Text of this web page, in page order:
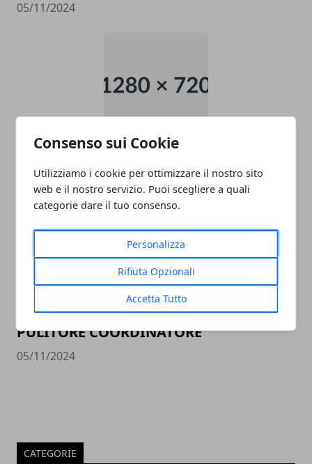
Consenso sui Cookie
Utilizziamo i cookie per ottimizzare il nostro sito
web e il nostro servizio. Puoi scegliere a quali
categorie dare il tuo consenso.
Personalizza
Rifiuta Opzionali
Accetta Tutto
05/11/2024
05/11/2024
PULITORE COORDINATORE
05/11/2024
CATEGORIE